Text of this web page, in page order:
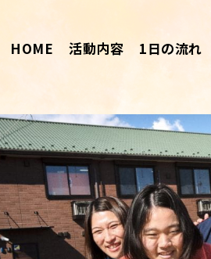
HOME 活動内容 1日の流れ